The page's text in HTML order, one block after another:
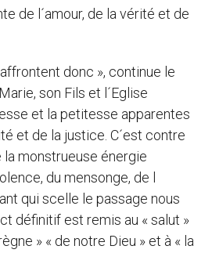
de l´amour, de la vérité et de
donc », continue le
son Fils et l´Eglise
et la petitesse apparentes
et de la justice. C´est contre
la monstrueuse énergie
du mensonge, de l
qui scelle le passage nous
définitif est remis au « salut »
» « de notre Dieu » et à « la